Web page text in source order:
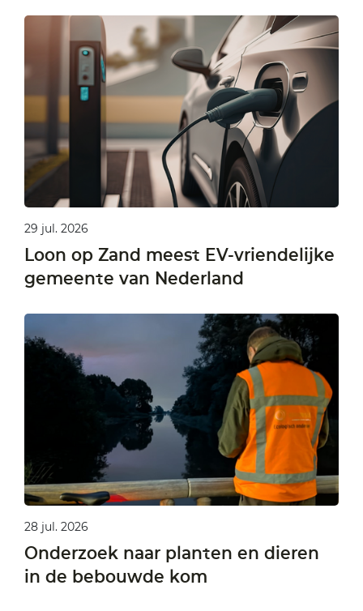
29 jul. 2026
Loon op Zand meest EV-vriendelijke
gemeente van Nederland
28 jul. 2026
Onderzoek naar planten en dieren
in de bebouwde kom